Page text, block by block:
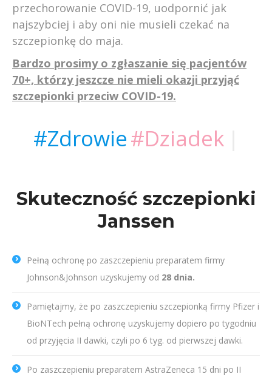
przechorowanie COVID-19, uodpornić jak
najszybciej i aby oni nie musieli czekać na
szczepionkę do maja.
Bardzo prosimy o zgłaszanie się pacjentów
70+, którzy jeszcze nie mieli okazji przyjąć
szczepionki przeciw COVID-19.
#Zdrowie#Dziadek
Skuteczność szczepionki
Janssen
Pełną ochronę po zaszczepieniu preparatem firmy
Johnson&Johnson uzyskujemy od 28 dnia.
Pamiętajmy, że po zaszczepieniu szczepionką firmy Pfizer i
BioNTech pełną ochronę uzyskujemy dopiero po tygodniu
od przyjęcia II dawki, czyli po 6 tyg. od pierwszej dawki.
Po zaszczepieniu preparatem AstraZeneca 15 dni po II